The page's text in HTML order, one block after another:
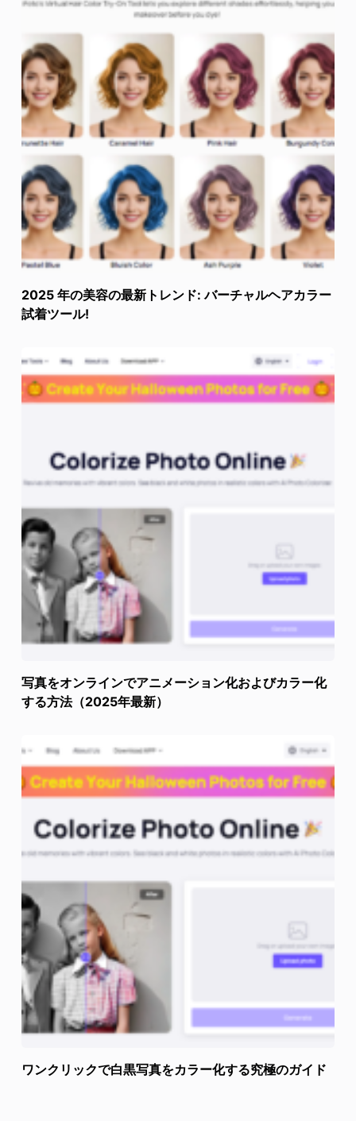
2025 年の美容の最新トレンド: バーチャルヘアカラー
試着ツール!
写真をオンラインでアニメーション化およびカラー化
する方法（2025年最新）
ワンクリックで白黒写真をカラー化する究極のガイド